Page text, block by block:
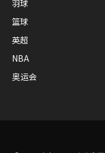
羽球
篮球
英超
NBA
奥运会